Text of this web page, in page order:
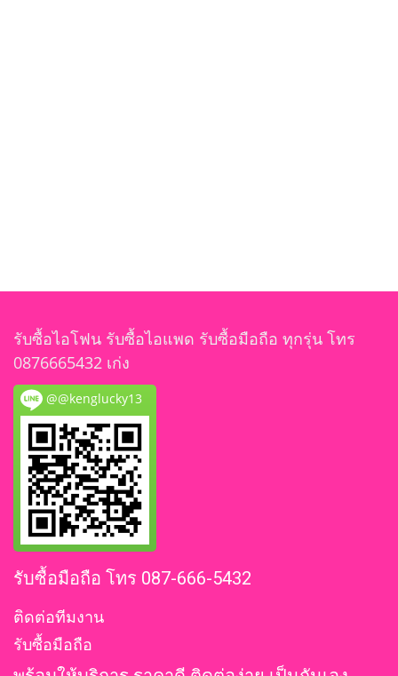
รับซื้อไอโฟน รับซื้อไอแพด รับซื้อมือถือ ทุกรุ่น โทร
0876665432 เก่ง
@@kenglucky13
รับซื้อมือถือ โทร 087-666-5432
ติดต่อทีมงาน
รับซื้อมือถือ